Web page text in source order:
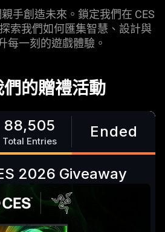
手創造未來。鎖定我們在 CES
索我們如何匯集智慧、設計與
每一刻的遊戲體驗 。
的贈禮活動